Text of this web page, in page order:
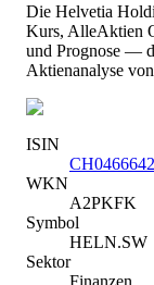
Die Helvetia
Kurs, AlleAktien
und Prognose —
Aktienanalyse
ISIN
WKN
A2PKFK
Symbol
HELN.SW
Sektor
Finanzen